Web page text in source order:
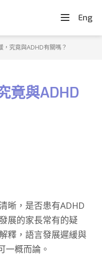
Eng
，究竟與ADHD有關嗎？
竟與ADHD
晰，是否患有ADHD
展的家長常有的疑
釋，語言發展遲緩與
一概而論。